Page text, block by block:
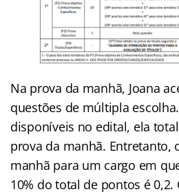
Na prova da manhã, Joana
questões de múltipla
disponíveis no edital, ela
prova da manhã. Entretanto,
manhã para um cargo em
10% do total de pontos é 0,2.